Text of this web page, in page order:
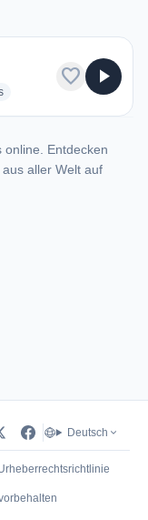
radio stations
favorite play_arrow
online. Entdecken
aller Welt auf
Deutsch
in neuem Tab)